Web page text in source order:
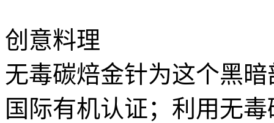
创意料理
无毒碳焙金针为这个黑
国际有机认证；利用无